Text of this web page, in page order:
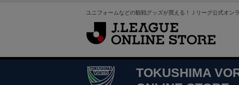
ユニフォームなどの観戦グッズが買える！Ｊリーグ公式オン
TOKUSHIMA